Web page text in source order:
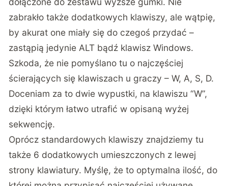
zabrakło także dodatkowych klawiszy, ale wątpię,
by akurat one miały się do czegoś przydać –
zastąpią jedynie ALT bądź klawisz Windows.
Szkoda, że nie pomyślano tu o najczęściej
ścierających się klawiszach u graczy – W, A, S, D.
Doceniam za to dwie wypustki, na klawiszu “W”,
dzięki którym łatwo utrafić w opisaną wyżej
sekwencję.
Oprócz standardowych klawiszy znajdziemy tu
także 6 dodatkowych umieszczonych z lewej
strony klawiatury. Myślę, że to optymalna ilość, do